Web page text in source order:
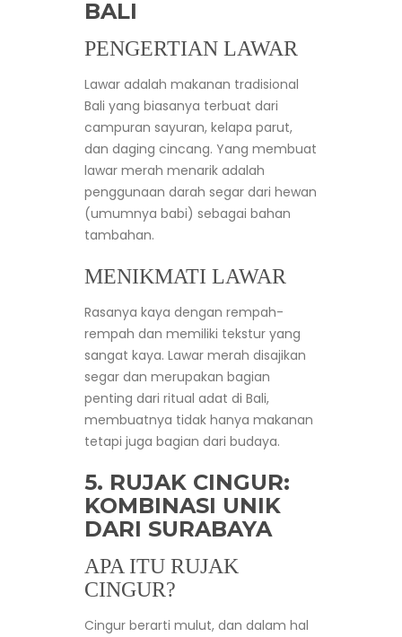
BALI
PENGERTIAN LAWAR
Lawar adalah makanan tradisional
Bali yang biasanya terbuat dari
campuran sayuran, kelapa parut,
dan daging cincang. Yang membuat
lawar merah menarik adalah
penggunaan darah segar dari hewan
(umumnya babi) sebagai bahan
tambahan.
MENIKMATI LAWAR
Rasanya kaya dengan rempah-
rempah dan memiliki tekstur yang
sangat kaya. Lawar merah disajikan
segar dan merupakan bagian
penting dari ritual adat di Bali,
membuatnya tidak hanya makanan
tetapi juga bagian dari budaya.
5. RUJAK CINGUR:
KOMBINASI UNIK
DARI SURABAYA
APA ITU RUJAK
CINGUR?
Cingur berarti mulut, dan dalam hal